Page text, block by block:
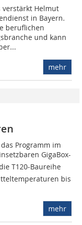
verstärkt Helmut
in Bayern.
beruflichen
und kann
mehr
Programm im
GigaBox-
T120-Baureihe
bis
mehr